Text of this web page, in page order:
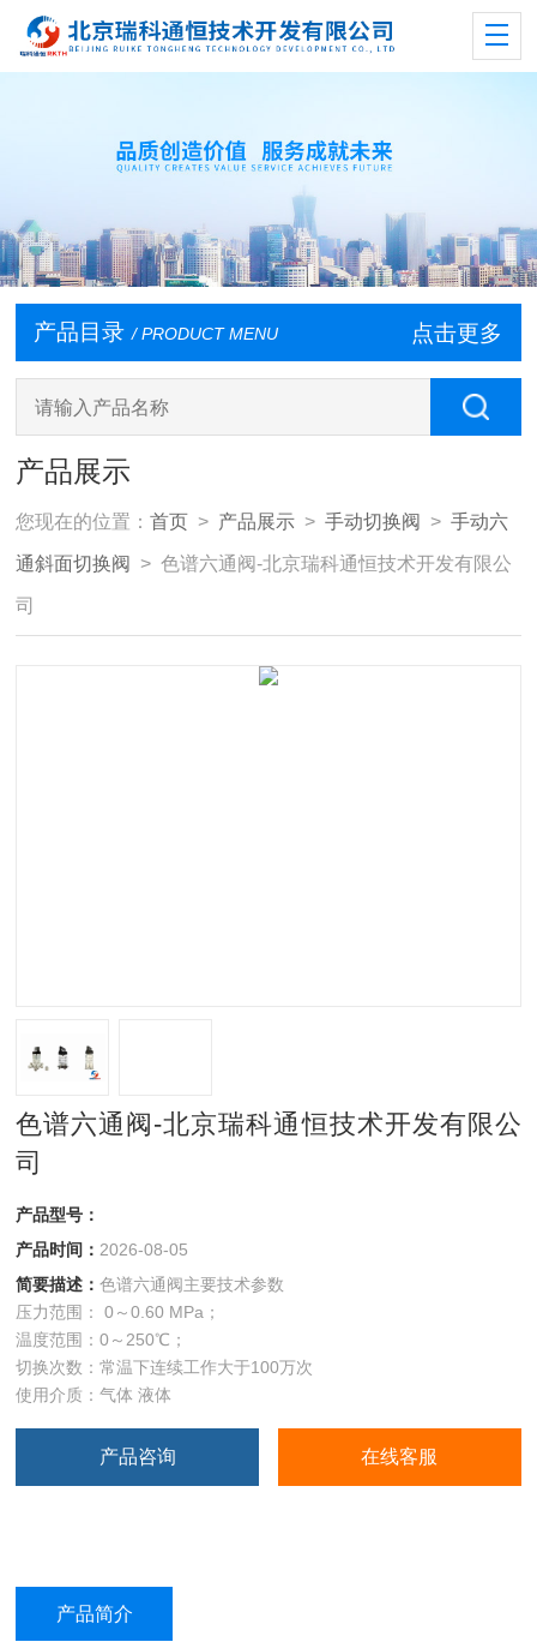
产品目录 / PRODUCT MENU 点击更多
产品展示
您现在的位置：首页 > 产品展示 >手动切换阀 >手动六
通斜面切换阀 > 色谱六通阀-北京瑞科通恒技术开发有限公
司
色谱六通阀-北京瑞科通恒技术开发有限公
司
产品型号：
产品时间： 2026-08-05
简要描述：色谱六通阀主要技术参数
压力范围： 0～0.60 MPa；
温度范围：0～250℃；
切换次数：常温下连续工作大于100万次
使用介质：气体 液体
产品咨询 在线客服
产品简介